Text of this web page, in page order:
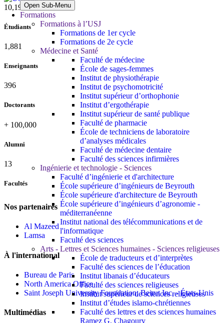
Open Sub-Menu
Formations
Formations à l’USJ
Formations de 1er cycle
Formations de 2e cycle
Médecine et Santé
Faculté de médecine
École de sages-femmes
Institut de physiothérapie
Institut de psychomotricité
Institut supérieur d’orthophonie
Institut d’ergothérapie
Institut supérieur de santé publique
Faculté de pharmacie
École de techniciens de laboratoire
d’analyses médicales
Faculté de médecine dentaire
Faculté des sciences infirmières
Ingénierie et technologie - Sciences
Faculté d’ingénierie et d'architecture
École supérieure d’ingénieurs de Beyrouth
École supérieure d'architecture de Beyrouth
École supérieure d’ingénieurs d’agronomie -
méditerranéenne
Institut national des télécommunications et de
l'informatique
Faculté des sciences
Arts - Lettres et Sciences humaines - Sciences religieuses
École de traducteurs et d’interprètes
Faculté des sciences de l’éducation
Institut libanais d’éducateurs
Faculté des sciences religieuses
Institut supérieur de sciences religieuses
Institut d’études islamo-chrétiennes
Faculté des lettres et des sciences humaines
Ramez G. Chagoury
10,815
Étudiants
1,995
Enseignants
420
Doctorants
+ 100,000
Alumni
13
Facultés
Nos partenaires
Al Mazeed
Lamsa
À l'international
Bureau de Paris
North America Office
Saint Joseph University Foundation, Beirut Inc. - États-Unis
Multimédias